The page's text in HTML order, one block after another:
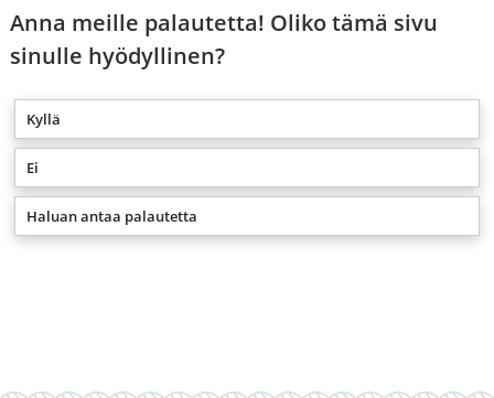
Anna meille palautetta! Oliko tämä sivu
sinulle hyödyllinen?
Kyllä
Ei
Haluan antaa palautetta